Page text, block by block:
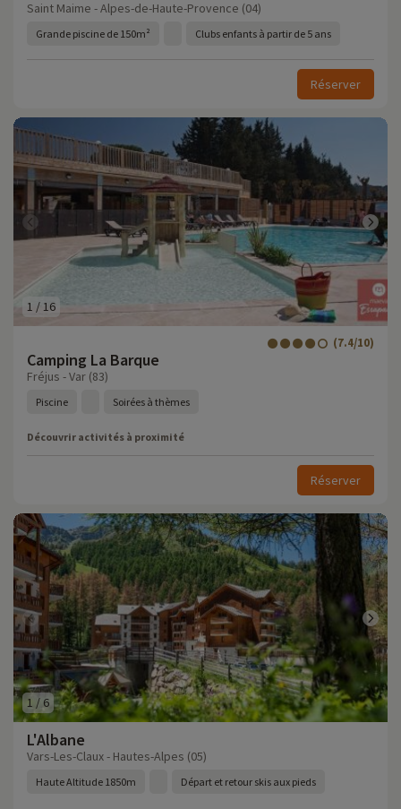
Saint Maime - Alpes-de-Haute-Provence (04)
Grande piscine de 150m² Clubs enfants à partir de 5 ans
Réserver
1 /16
Camping La Barque
(7.4/10)
Fréjus - Var (83)
Piscine Soirées à thèmes
Découvrir activités à proximité
Réserver
1 / 6
L'Albane
Vars-Les-Claux - Hautes-Alpes (05)
Haute Altitude 1850m Départ et retour skis aux pieds